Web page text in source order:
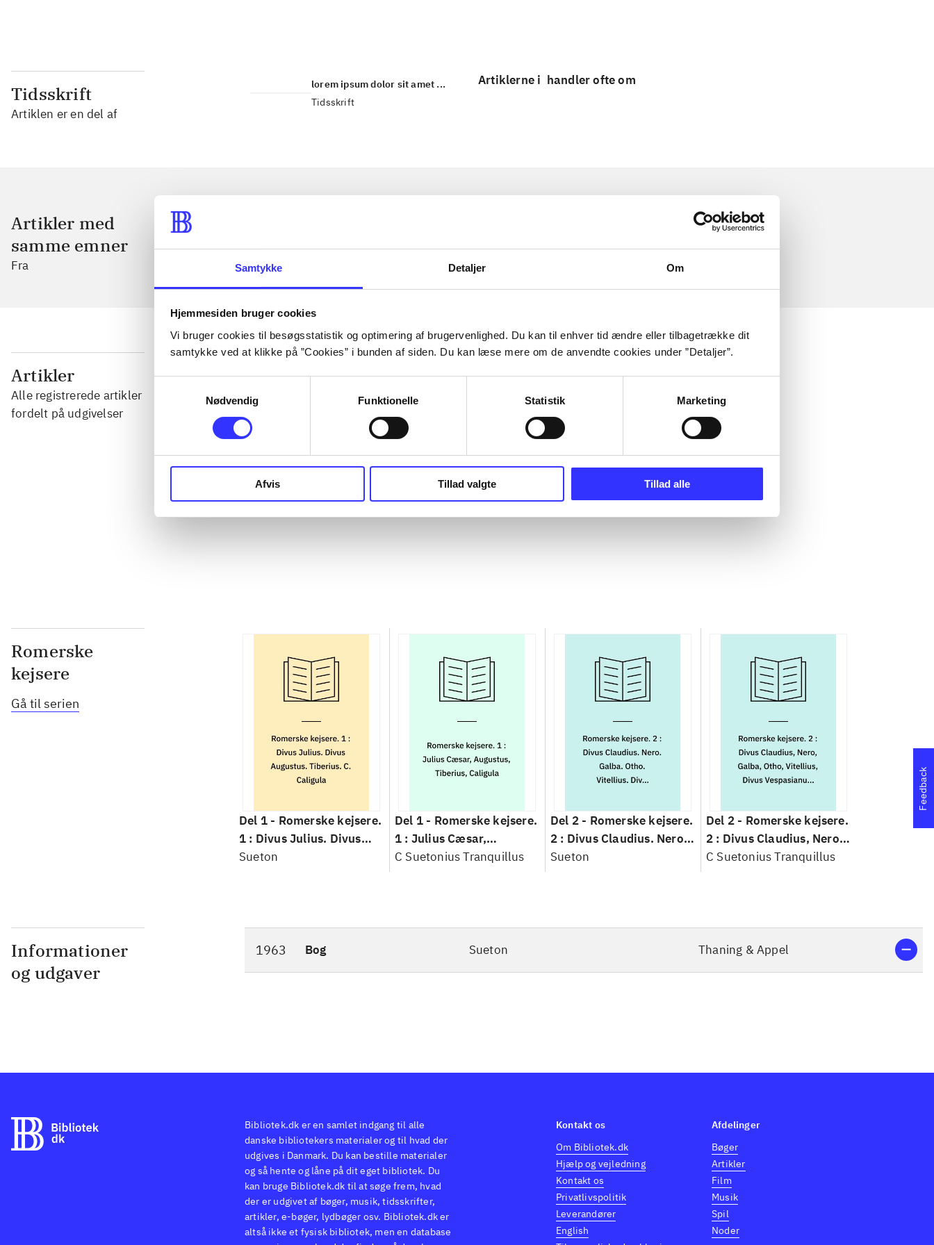
Samtykke Detaljer Om
Hjemmesiden bruger cookies
Vi bruger cookies til besøgsstatistik og optimering af brugervenlighed. Du kan til enhver tid ændre eller tilbagetrække dit
samtykke ved at klikke på ”Cookies” i bunden af siden. Du kan læse mere om de anvendte cookies under ”Detaljer”.
Nødvendig
Funktionelle Statistik Marketing
Afvis Tillad valgte Tillad alle
Tidsskrift
Artiklen er en del af
lorem ipsum dolor sit amet ...
Tidsskrift
Artiklerne i handler ofte om
Artikler med
samme emner
Fra
Artikler
Alle registrerede artikler
fordelt på udgivelser
...
...
...
Romerske
kejsere
Gå til serien
Del 1 - Romerske kejsere.
1 : Divus Julius. Divus
Augustus. Tiberius. C.
Sueton
Del 1 - Romerske kejsere.
1 : Julius Cæsar,
Augustus, Tiberius,
C Suetonius Tranquillus
Del 2 - Romerske kejsere.
2 : Divus Claudius. Nero.
Galba. Otho. Vitellius.
Sueton
Del 2 - Romerske kejsere.
2 : Divus Claudius, Nero,
Galba, Otho, Vitellius,
C Suetonius Tranquillus
Informationer
og udgaver
1963 Bog Sueton Thaning & Appel
Feedback
Bibliotek.dk er en samlet indgang til alle
danske bibliotekers materialer og til hvad der
udgives i Danmark. Du kan bestille materialer
og så hente og låne på dit eget bibliotek. Du
kan bruge Bibliotek.dk til at søge frem, hvad
der er udgivet af bøger, musik, tidsskrifter,
artikler, e-bøger, lydbøger osv. Bibliotek.dk er
altså ikke et fysisk bibliotek, men en database
Kontakt os
Om Bibliotek.dk
Hjælp og vejledning
Kontakt os
Privatlivspolitik
Leverandører
English
Afdelinger
Bøger
Artikler
Film
Musik
Spil
Noder